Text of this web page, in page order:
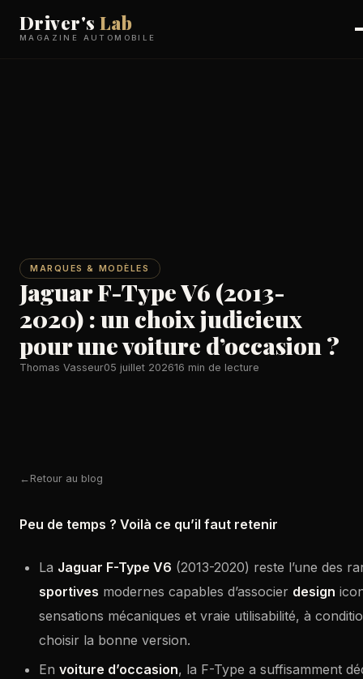
Driver'sLab
MAGAZINE AUTOMOBILE
MARQUES & MODÈLES
Jaguar F-Type V6 (2013-
2020) : un choix judicieux
pour une voiture d’occasion ?
Thomas Vasseur05 juillet 202616 min de lecture
Retour au blog
Peu de temps ? Voilà ce qu’il faut retenir
La Jaguar F-Type V6 (2013-2020) reste l’une des
sportives modernes capables d’associer design
sensations mécaniques et vraie utilisabilité, à
choisir la bonne version.
En voiture d’occasion, la F-Type a suffisamment